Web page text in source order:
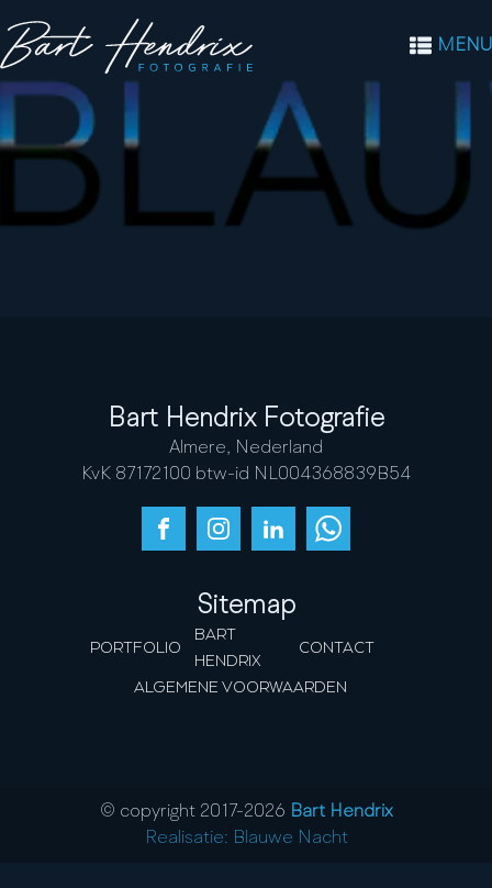
MENU
Bart Hendrix Fotografie
Almere, Nederland
KvK 87172100 btw-id NL004368839B54
Sitemap
PORTFOLIO
BART
HENDRIX
CONTACT
ALGEMENE VOORWAARDEN
© copyright 2017-2026 Bart Hendrix
Realisatie: Blauwe Nacht